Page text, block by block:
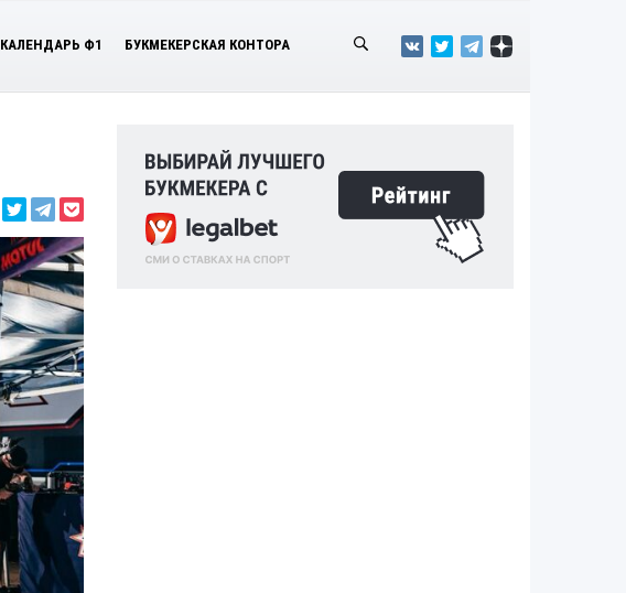
КАЛЕНДАРЬ Ф1 БУКМЕКЕРСКАЯ КОНТОРА